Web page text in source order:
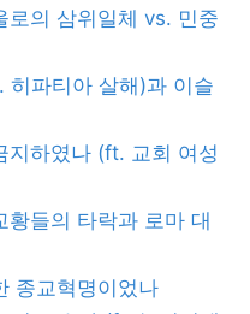
로의 삼위일체 vs. 민중
히파티아 살해)과 이슬
지하였나 (ft. 교회 여성
들의 타락과 로마 대
종교혁명이었나